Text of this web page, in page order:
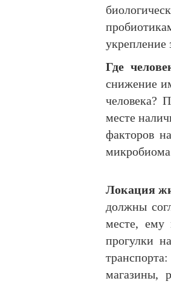
укрепление
Где
снижение
человека?
месте
факторов
Локация
должны
месте, ему
прогулки
магазины,